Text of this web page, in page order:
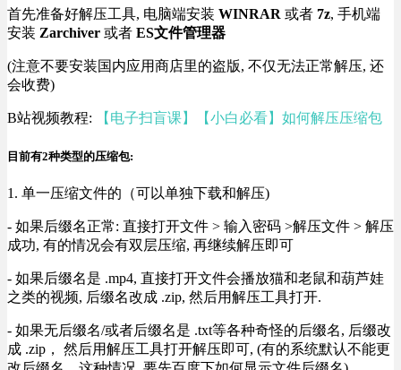
首先准备好解压工具, 电脑端安装 WINRAR 或者 7z, 手机端
安装 Zarchiver 或者 ES文件管理器
(注意不要安装国内应用商店里的盗版, 不仅无法正常解压, 还
会收费)
B站视频教程: 【电子扫盲课】【小白必看】如何解压压缩包
目前有2种类型的压缩包:
1. 单一压缩文件的（可以单独下载和解压)
- 如果后缀名正常: 直接打开文件 > 输入密码 >解压文件 > 解压
成功, 有的情况会有双层压缩, 再继续解压即可
- 如果后缀名是 .mp4, 直接打开文件会播放猫和老鼠和葫芦娃
之类的视频, 后缀名改成 .zip, 然后用解压工具打开.
- 如果无后缀名/或者后缀名是 .txt等各种奇怪的后缀名, 后缀改
成 .zip， 然后用解压工具打开解压即可, (有的系统默认不能更